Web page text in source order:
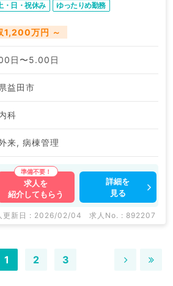
・日・祝休み ゆったりめ勤務
1,200万円 ～
日〜5.00日
益田市
科
来, 病棟管理
求人を
紹介してもらう
詳細を
見る
更新日 : 2026/02/04 求人No. : 892207
1 2 3